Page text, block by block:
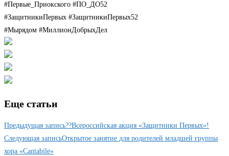
#Первые_Приокского #ПО_ДО52
#ЗащитникиПервых #ЗащитникиПервых52
#Мырядом #МиллионДобрыхДел
Еще статьи
Предыдущая запись??Всероссийская акция «Защитники Первых»!
Следующая записьОткрытое занятие для родителей младшей группы
хора «Cantabile»